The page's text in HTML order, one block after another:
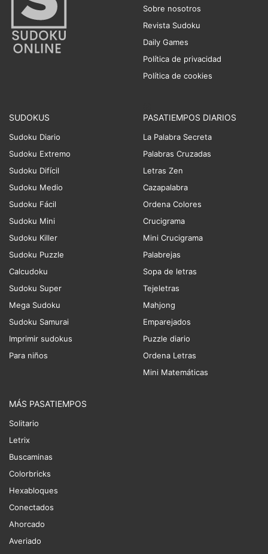
Sobre nosotros
Revista Sudoku
Daily Games
Política de privacidad
Política de cookies
SUDOKUS
Sudoku Diario
Sudoku Extremo
Sudoku Difícil
Sudoku Medio
Sudoku Fácil
Sudoku Mini
Sudoku Killer
Sudoku Puzzle
Calcudoku
Sudoku Super
Mega Sudoku
Sudoku Samurai
Imprimir sudokus
Para niños
PASATIEMPOS DIARIOS
La Palabra Secreta
Palabras Cruzadas
Letras Zen
Cazapalabra
Ordena Colores
Crucigrama
Mini Crucigrama
Palabrejas
Sopa de letras
Tejeletras
Mahjong
Emparejados
Puzzle diario
Ordena Letras
Mini Matemáticas
MÁS PASATIEMPOS
Solitario
Letrix
Buscaminas
Colorbricks
Hexabloques
Conectados
Ahorcado
Averiado